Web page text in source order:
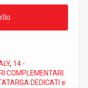
, 14 -
COMPLEMENTARI
DEDICATI e